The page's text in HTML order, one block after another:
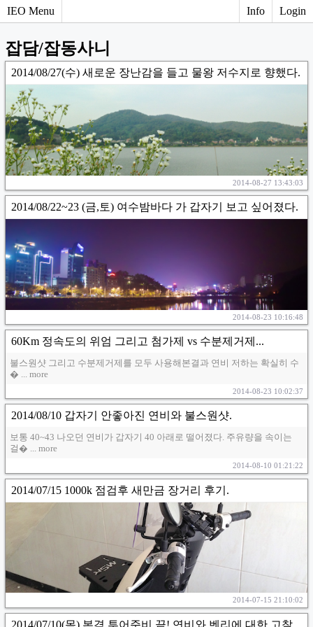
IEO Menu Info Login
잡담/잡동사니
2014/08/27(수) 새로운 장난감을 들고 물왕 저수지로 향했다.
2014-08-27 13:43:03
2014/08/22~23 (금,토) 여수밤바다 가 갑자기 보고 싶어졌다.
2014-08-23 10:16:48
60Km 정속도의 위엄 그리고 첨가제 vs 수분제거제...
불스원샷 그리고 수분제거제를 모두 사용해본결과 연비 저하는 확실히 수
� ... more
2014-08-23 10:02:37
2014/08/10 갑자기 안좋아진 연비와 불스원샷.
보통 40~43 나오던 연비가 갑자기 40 아래로 떨어졌다. 주유량을 속이는
걸� ... more
2014-08-10 01:21:22
2014/07/15 1000k 점검후 새만금 장거리 후기.
2014-07-15 21:10:02
2014/07/10(목) 본격 투어준비 끝! 연비와 벤리에 대한 고찰.